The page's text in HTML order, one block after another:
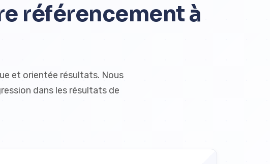
référencement à
et orientée résultats. Nous
dans les résultats de